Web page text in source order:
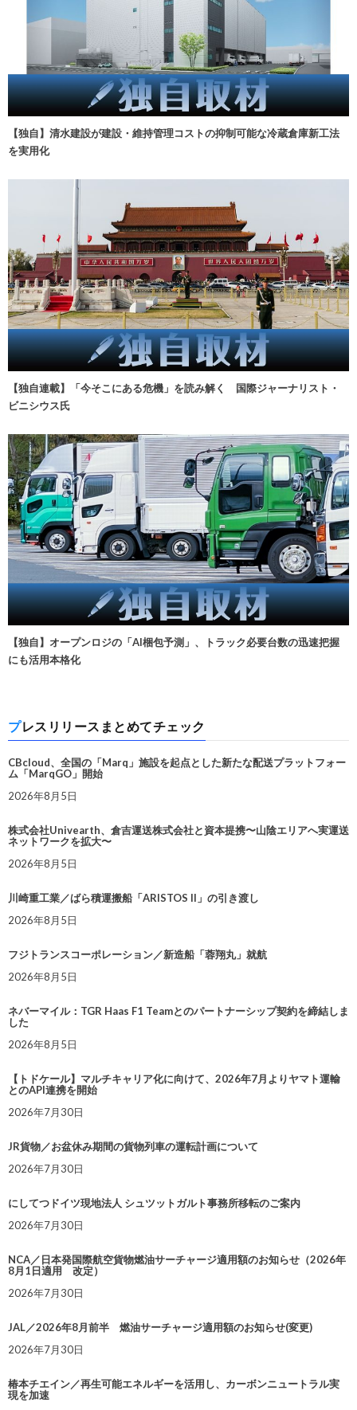
【独自】清水建設が建設・維持管理コストの抑制可能な冷蔵倉庫新工法
を実用化
【独自連載】「今そこにある危機」を読み解く 国際ジャーナリスト・
ビニシウス氏
【独自】オープンロジの「AI梱包予測」、トラック必要台数の迅速把握
にも活用本格化
プレスリリースまとめてチェック
CBcloud、全国の「Marq」施設を起点とした新たな配送プラットフォー
ム「MarqGO」開始
2026年8月5日
株式会社Univearth、倉吉運送株式会社と資本提携〜山陰エリアへ実運送
ネットワークを拡大〜
2026年8月5日
川崎重工業／ばら積運搬船「ARISTOS II」の引き渡し
2026年8月5日
フジトランスコーポレーション／新造船「蓉翔丸」就航
2026年8月5日
ネバーマイル：TGR Haas F1 Teamとのパートナーシップ契約を締結しま
した
2026年8月5日
【トドケール】マルチキャリア化に向けて、2026年7月よりヤマト運輸
とのAPI連携を開始
2026年7月30日
JR貨物／お盆休み期間の貨物列車の運転計画について
2026年7月30日
にしてつドイツ現地法人 シュツットガルト事務所移転のご案内
2026年7月30日
NCA／日本発国際航空貨物燃油サーチャージ適用額のお知らせ（2026年
8月1日適用 改定）
2026年7月30日
JAL／2026年8月前半 燃油サーチャージ適用額のお知らせ(変更)
2026年7月30日
椿本チエイン／再生可能エネルギーを活用し、カーボンニュートラル実
現を加速